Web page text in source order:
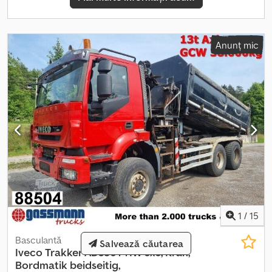
blocare diferențial, girofar, cutie de depozitare, suspensie cu
arcuri lamelare, Bordmatik pe partea stângă, cuplă remorcă
protecție anti-împănare rabatabilă, trapă pe acoperiș, ecosticker
verde (plachetă de mediu). Cedpfxevhnllo Apieha Ampatament:
3500 mm. Suprastructură: basculantă trilaterală Dautel cu
Bordmatik pe stânga, cuplă remorcă 50 mm. Turbocompresorul și
ambreiajul au fost recondiționate în 2023 pentru aprox. 6.000
EUR, valvele pentru comutarea benei sunt noi. Înălțimea de
încărcare aprox. 1590 mm! Informațiile despre accesorii sunt fără
garanție, ne rezervăm dreptul la modificări, vânzare intermediară
și posibile erori!
Anunț mic
1 / 15
Basculantă
IvecoTrakker AD380T41W 6x6, Kran,
Bordmatik beidseitig,
Salvează căutarea